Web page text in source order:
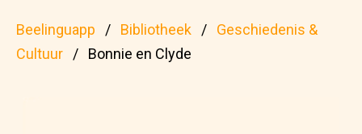
Beelinguapp Bibliotheek
Geschiedenis &
Cultuur
Bonnie en Clyde